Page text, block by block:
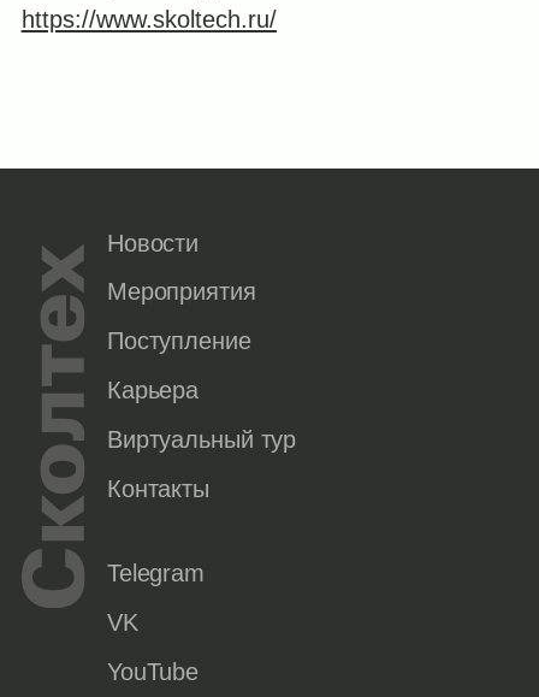
https://www.skoltech.ru/
Новости
Мероприятия
Поступление
Карьера
Виртуальный тур
Контакты
Telegram
VK
YouTube